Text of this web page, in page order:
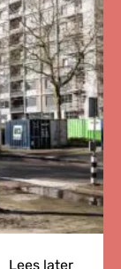
Lees later